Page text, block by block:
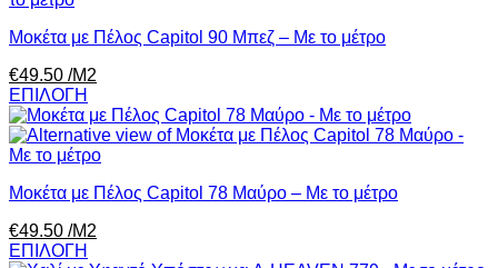
Μοκέτα με Πέλος Capitol 90 Μπεζ – Με το μέτρο
€49.50 /Μ2
ΕΠΙΛΟΓΗ
Μοκέτα με Πέλος Capitol 78 Μαύρο – Με το μέτρο
€49.50 /Μ2
ΕΠΙΛΟΓΗ